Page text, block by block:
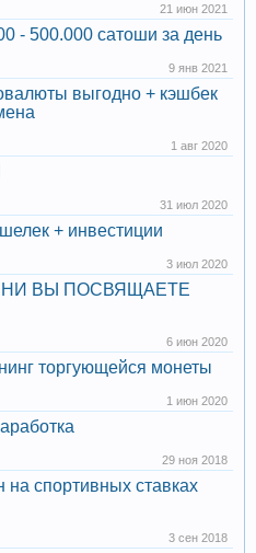
21 июн 2021
- 500.000 сатоши за день
9 янв 2021
выгодно + кэшбек
1 авг 2020
31 июл 2020
+ инвестиции
3 июл 2020
ВЫ ПОСВЯЩАЕТЕ
6 июн 2020
торгующейся монеты
1 июн 2020
29 ноя 2018
на спортивных ставках
3 сен 2018